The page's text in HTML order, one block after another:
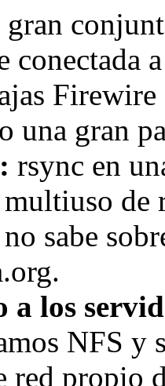
conectada
una gran
rsync en
de
sabe
a los
NFS y
red propio